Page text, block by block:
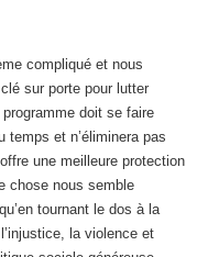
compliqué et nous
sur porte pour lutter
programme doit se faire
et n’éliminera pas
une meilleure protection
chose nous semble
tournant le dos à la
la violence et